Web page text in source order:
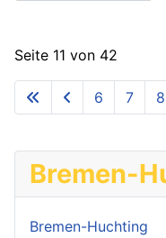
Seite 11 von 42
6 7 8
Bremen-
Bremen-Huchting